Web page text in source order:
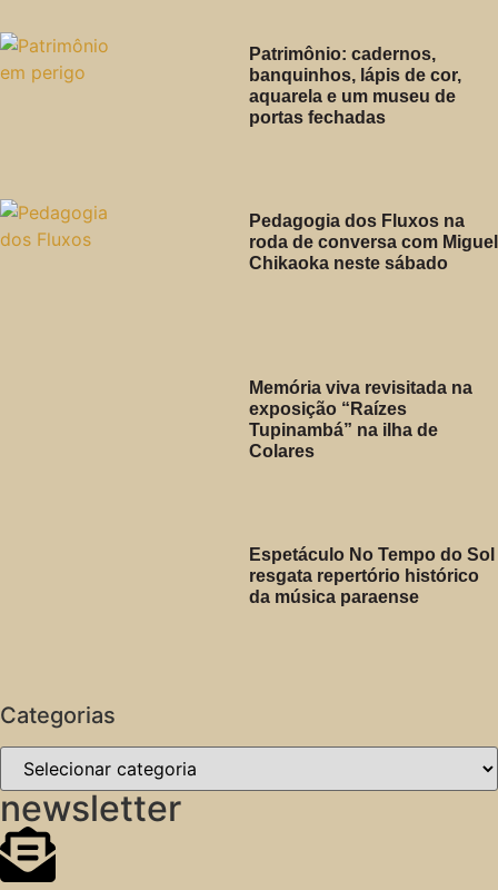
Patrimônio: cadernos,
banquinhos, lápis de cor,
aquarela e um museu de
portas fechadas
Pedagogia dos Fluxos na
roda de conversa com Miguel
Chikaoka neste sábado
Memória viva revisitada na
exposição “Raízes
Tupinambá” na ilha de
Colares
Espetáculo No Tempo do Sol
resgata repertório histórico
da música paraense
Categorias
newsletter